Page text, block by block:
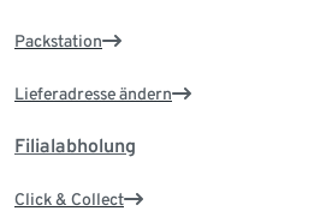
Packstation
Lieferadresse ändern
Filialabholung
Click & Collect